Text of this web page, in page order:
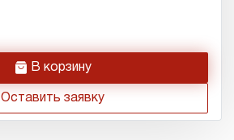
h В корзину
Оставить заявку